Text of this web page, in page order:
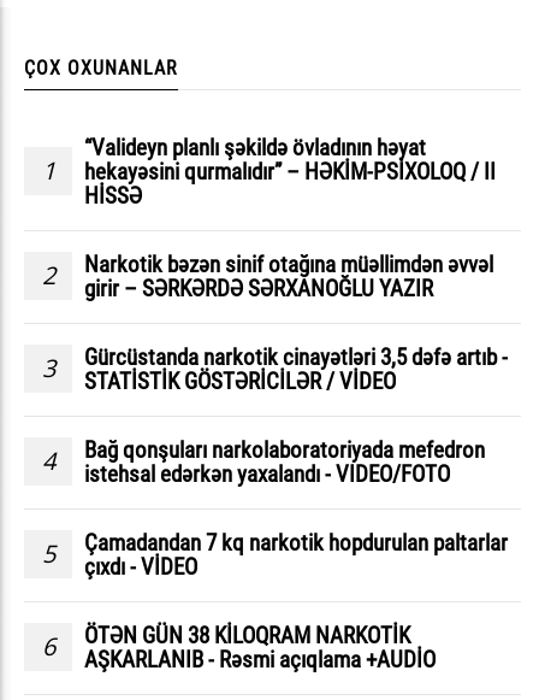
ÇOX OXUNANLAR
1
“Valideyn planlı şəkildə övladının həyat
hekayəsini qurmalıdır” – HƏKİM-PSİXOLOQ / II
HİSSƏ
2
Narkotik bəzən sinif otağına müəllimdən əvvəl
girir – SƏRKƏRDƏ SƏRXANOĞLU YAZIR
3
Gürcüstanda narkotik cinayətləri 3,5 dəfə artıb -
STATİSTİK GÖSTƏRİCİLƏR / VİDEO
4
Bağ qonşuları narkolaboratoriyada mefedron
istehsal edərkən yaxalandı - VIDEO/FOTO
5
Çamadandan 7 kq narkotik hopdurulan paltarlar
çıxdı - VİDEO
6
ÖTƏN GÜN 38 KİLOQRAM NARKOTİK
AŞKARLANIB - Rəsmi açıqlama +AUDİO